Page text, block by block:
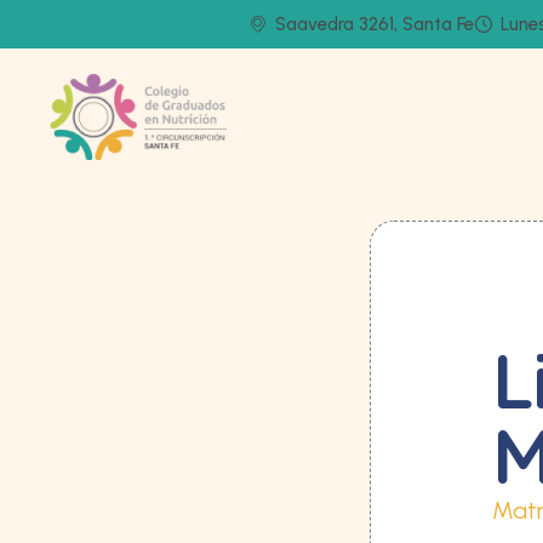
Saavedra 3261, Santa Fe